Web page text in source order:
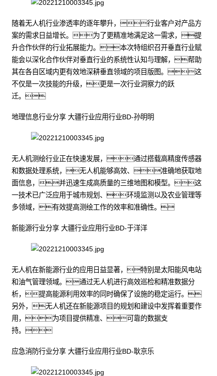
随着无人机行业渗透率的逐年攀升，行业客户对产品方
案的需求日益增长。为了更精准地满足这一需求，提
升合作伙伴的行业拓展能力。本次特组织召开垂直行业赋
能会以深化合作伙伴对垂直行业的系统性认知与理解，帮助
其在各自区域内更有效地深耕垂直领域的项目版图。这
不仅是一次技能的升级，更是一次行业洞察力的跃
迁。
地理信息行业分享 大疆行业应用行业BD-孙明明
无人机测绘行业正在快速发展，通过搭载高精度传感器
和数据处理系统，无人机能够高效、准确地获取地
面信息，并迅速生成高质量的三维地图和模型。这
一技术已广泛应用于城市规划、环境监测以及农业管理等
多领域，有效提高测绘工作的效率和准确性。
新能源行业分享 大疆行业应用行业BD-于洋洋
无人机在新能源行业的应用日益显著，特别是太阳能风电站
和油气管理领域。通过无人机进行高效巡检和精准数据分
析，提高能源利用效率的同时确保了设施的稳定运行。
另外，无人机还在新能源项目的规划和建设中发挥着重要作
用，为项目提供精准、可靠的数据支
持。
应急消防行业分享 大疆行业应用行业BD-耿京乐